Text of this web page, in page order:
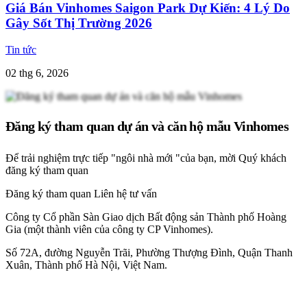
Giá Bán Vinhomes Saigon Park Dự Kiến: 4 Lý Do
Gây Sốt Thị Trường 2026
Tin tức
02 thg 6, 2026
Đăng ký tham quan dự án và căn hộ mẫu Vinhomes
Để trải nghiệm trực tiếp "ngôi nhà mới "của bạn, mời Quý khách
đăng ký tham quan
Đăng ký tham quan Liên hệ tư vấn
Công ty Cổ phần Sàn Giao dịch Bất động sản Thành phố Hoàng
Gia (một thành viên của công ty CP Vinhomes).
Số 72A, đường Nguyễn Trãi, Phường Thượng Đình, Quận Thanh
Xuân, Thành phố Hà Nội, Việt Nam.